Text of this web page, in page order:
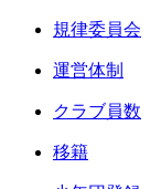
規律委員会
運営体制
クラブ員数
移籍